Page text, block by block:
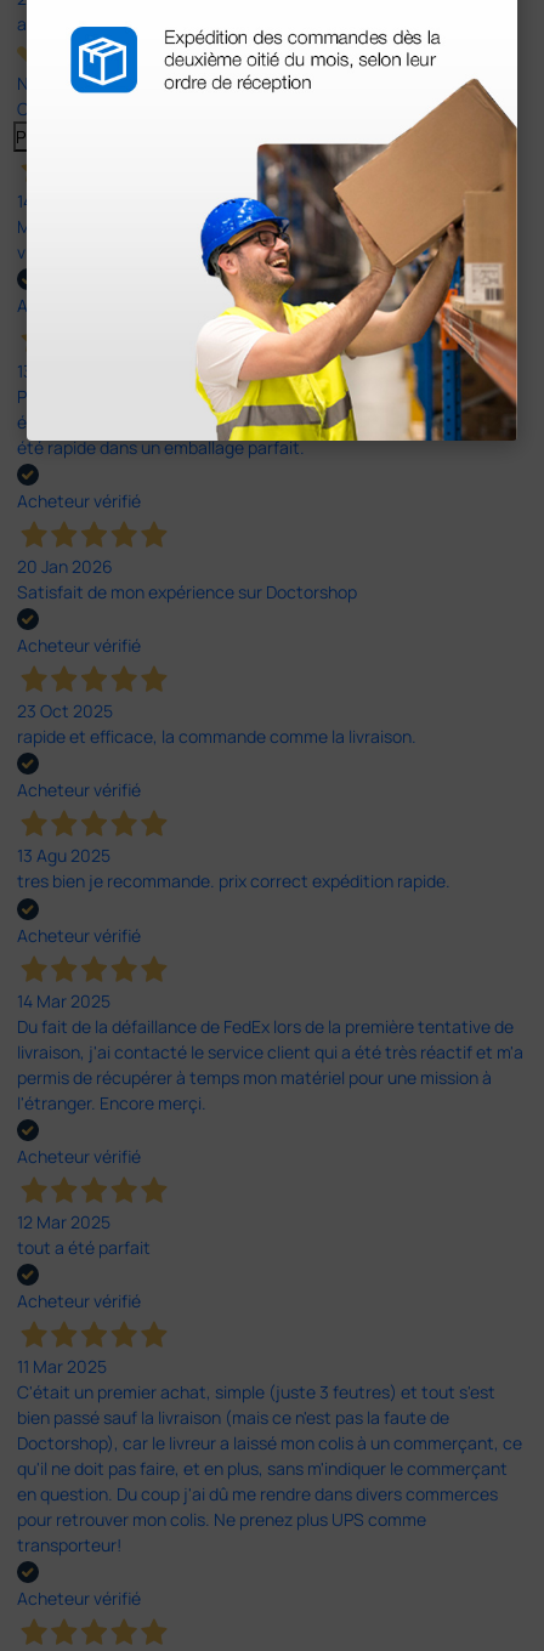
avis
Nos avis 4 et 5 étoiles.
Cliquez ici pour tous les lire >
Previous
14 Avr 2026
Mon article reçu est conforme à la description texte, image et
vidéo proposée par le site.
Acheteur vérifié
13 Avr 2026
Pas du le sparadrap escompté. Est sensé tenir des pansements
épais ! Ce n'est pas le cas. En ce qui concerne la livraison, elle a
été rapide dans un emballage parfait.
Acheteur vérifié
20 Jan 2026
Satisfait de mon expérience sur Doctorshop
Acheteur vérifié
23 Oct 2025
rapide et efficace, la commande comme la livraison.
Acheteur vérifié
13 Agu 2025
tres bien je recommande. prix correct expédition rapide.
Acheteur vérifié
14 Mar 2025
Du fait de la défaillance de FedEx lors de la première tentative de
livraison, j'ai contacté le service client qui a été très réactif et m'a
permis de récupérer à temps mon matériel pour une mission à
l'étranger. Encore merçi.
Acheteur vérifié
12 Mar 2025
tout a été parfait
Acheteur vérifié
11 Mar 2025
C'était un premier achat, simple (juste 3 feutres) et tout s'est
bien passé sauf la livraison (mais ce n'est pas la faute de
Doctorshop), car le livreur a laissé mon colis à un commerçant, ce
qu'il ne doit pas faire, et en plus, sans m'indiquer le commerçant
en question. Du coup j'ai dû me rendre dans divers commerces
pour retrouver mon colis. Ne prenez plus UPS comme
transporteur!
Acheteur vérifié